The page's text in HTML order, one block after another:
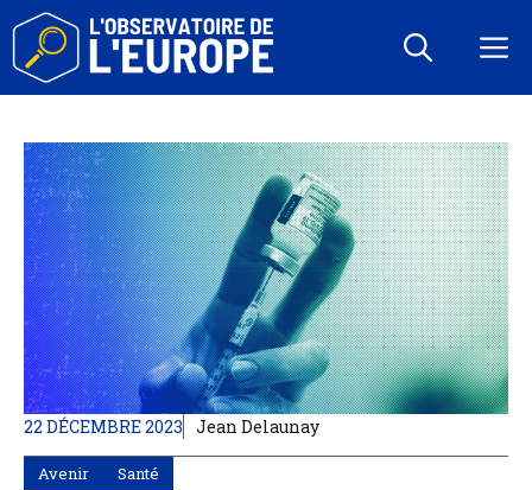
Aller
contenu
22 DÉCEMBRE 2023 Jean Delaunay
Avenir Santé